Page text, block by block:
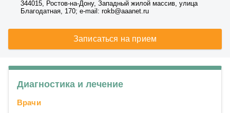
344015, Ростов-на-Дону, Западный жилой массив, улица
Благодатная, 170; e-mail: rokb@aaanet.ru
Записаться на прием
Диагностика и лечение
Врачи